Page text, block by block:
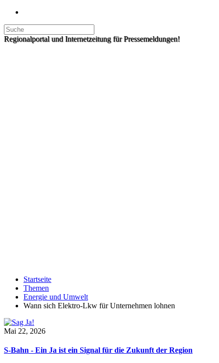
Regionalportal und Internetzeitung für Pressemeldungen!
Startseite
Themen
Energie und Umwelt
Wann sich Elektro-Lkw für Unternehmen lohnen
Mai 22, 2026
S-Bahn - Ein Ja ist ein Signal für die Zukunft der Region